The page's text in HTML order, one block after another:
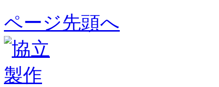
ページ先頭へ